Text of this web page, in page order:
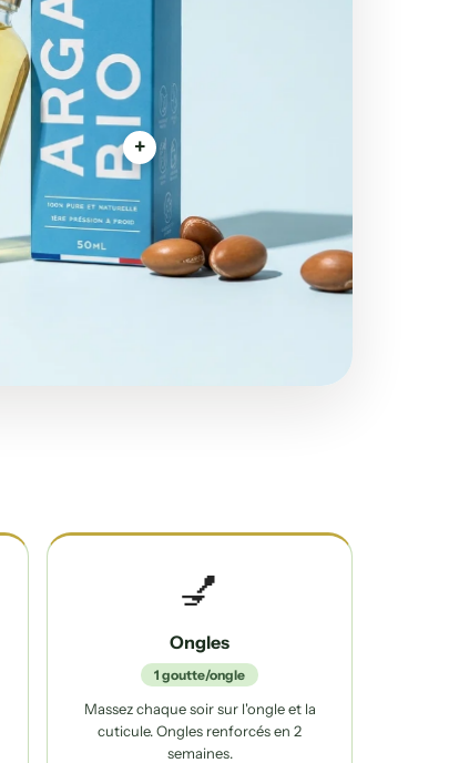
💅
Ongles
1 goutte/ongle
Massez chaque soir sur l'ongle et la
cuticule. Ongles renforcés en 2
semaines.